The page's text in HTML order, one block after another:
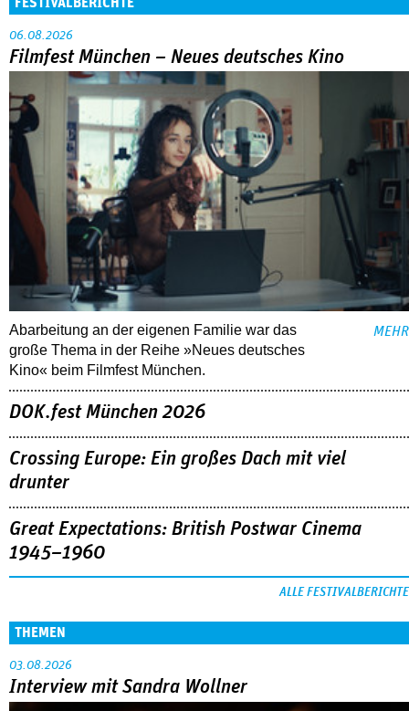
06.08.2026
Filmfest München – Neues deutsches Kino
Abarbeitung an der eigenen Familie war das
große Thema in der Reihe »Neues deutsches
Kino« beim Filmfest München.
MEHR
DOK.fest München 2026
Crossing Europe: Ein großes Dach mit viel
drunter
Great Expectations: British Postwar Cinema
1945–1960
ALLE FESTIVALBERICHTE
THEMEN
03.08.2026
Interview mit Sandra Wollner